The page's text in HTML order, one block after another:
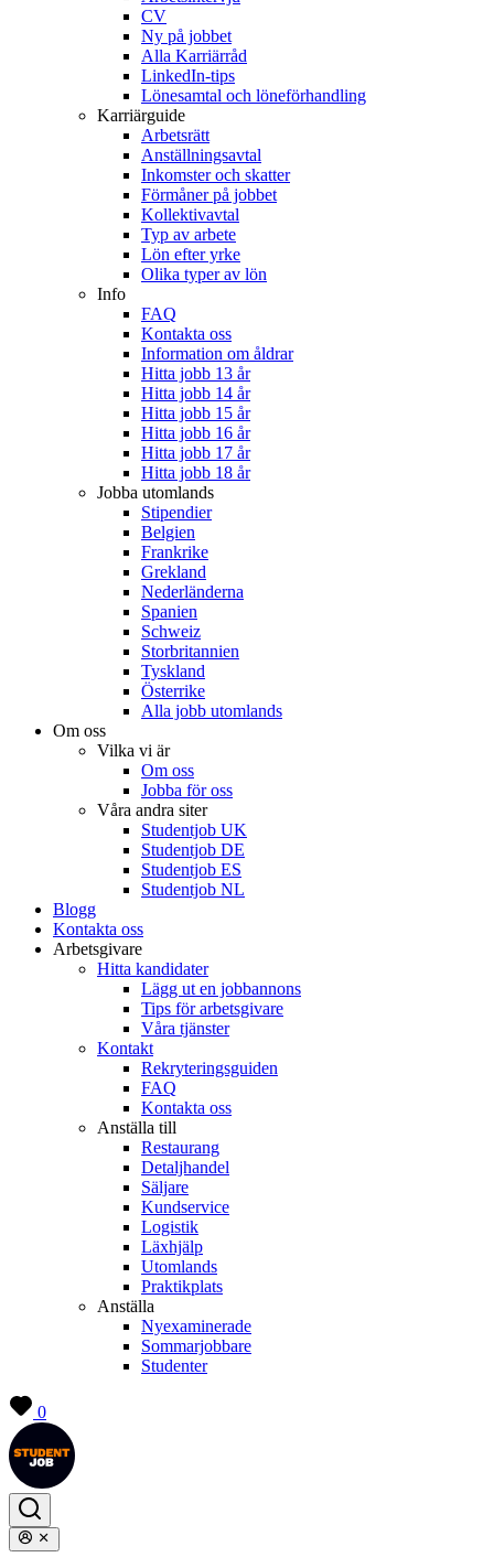
CV
Ny på jobbet
Alla Karriärråd
LinkedIn-tips
Lönesamtal och löneförhandling
Karriärguide
Arbetsrätt
Anställningsavtal
Inkomster och skatter
Förmåner på jobbet
Kollektivavtal
Typ av arbete
Lön efter yrke
Olika typer av lön
Info
FAQ
Kontakta oss
Information om åldrar
Hitta jobb 13 år
Hitta jobb 14 år
Hitta jobb 15 år
Hitta jobb 16 år
Hitta jobb 17 år
Hitta jobb 18 år
Jobba utomlands
Stipendier
Belgien
Frankrike
Grekland
Nederländerna
Spanien
Schweiz
Storbritannien
Tyskland
Österrike
Alla jobb utomlands
Om oss
Vilka vi är
Om oss
Jobba för oss
Våra andra siter
Studentjob UK
Studentjob DE
Studentjob ES
Studentjob NL
Blogg
Kontakta oss
Arbetsgivare
Hitta kandidater
Lägg ut en jobbannons
Tips för arbetsgivare
Våra tjänster
Kontakt
Rekryteringsguiden
FAQ
Kontakta oss
Anställa till
Restaurang
Detaljhandel
Säljare
Kundservice
Logistik
Läxhjälp
Utomlands
Praktikplats
Anställa
Nyexaminerade
Sommarjobbare
Studenter
0